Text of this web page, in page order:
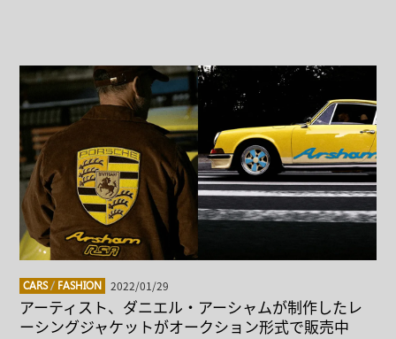
CARS/ FASHION 2022/01/29
アーティスト、ダニエル・アーシャムが制作したレ
ーシングジャケットがオークション形式で販売中